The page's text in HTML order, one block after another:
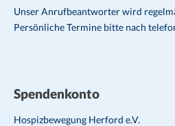
Unser Anrufbeantworter wird
Persönliche Termine bitte nach
Spendenkonto
Hospizbewegung Herford e.V.